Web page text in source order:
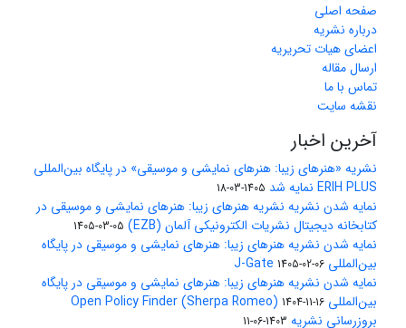
صفحه اصلی
درباره نشریه
اعضای هیات تحریریه
ارسال مقاله
تماس با ما
نقشه سایت
آخرین اخبار
نشریه «هنرهای زیبا: هنرهای نمایشی و موسیقی» در پایگاه بین‌المللی
ERIH PLUS نمایه شد
1405-03-18
نمایه شدن نشریه نشریه هنرهای زیبا: هنرهای نمایشی و موسیقی در
کتابخانه دیجیتال نشریات الکترونیکی آلمان (EZB)
1405-03-05
نمایه شدن نشریه هنرهای زیبا: هنرهای نمایشی و موسیقی در پایگاه
بین‌المللی J-Gate 1405-02-06
نمایه شدن نشریه هنرهای زیبا: هنرهای نمایشی و موسیقی در پایگاه
بین‌المللی Open Policy Finder (Sherpa Romeo) 1404-11-16
بروزرسانی نشریه 1403-06-11